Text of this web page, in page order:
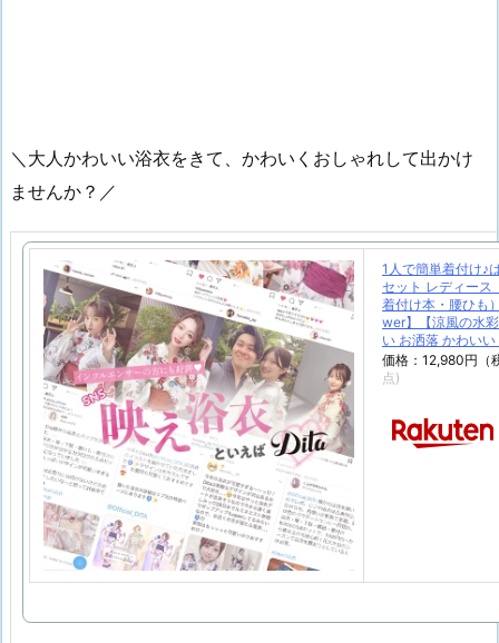
＼大人かわいい浴衣をきて、かわいくおしゃれして出かけ
ませんか？／
1人で簡単着付け♪
セット レディース
着付け本・腰ひも
wer】【涼風の水
い お洒落 かわい
価格：12,980円（
点)